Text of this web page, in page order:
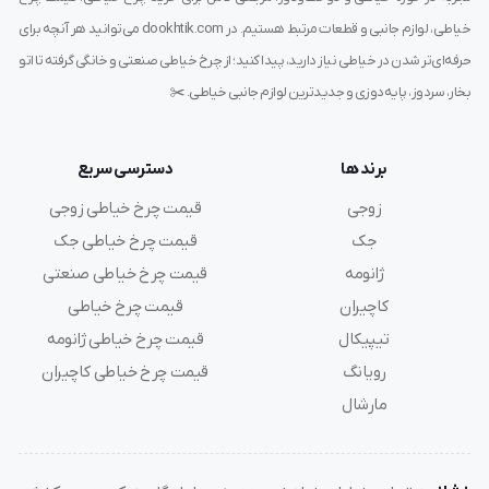
Bird
پیشرفته‌ای طراحی شده که نه تنها لکه‌ها را از بین می‌برد، بلکه
از آسیب به رنگ و بافت پارچه جلوگیری می‌کند.
عملکرد سریع
اسپری لکه بر بلوبرد با عملکرد سریع خود، در کمترین زمان
ممکن لکه‌ها را از بین می‌برد. این ویژگی به خصوص در مواقع
اضطراری بسیار کارآمد است.
خیاطی، لوازم جانبی و قطعات مرتبط هستیم. در dookhtik.com می‌توانید هر آنچه برای
حرفه‌ای‌تر شدن در خیاطی نیاز دارید، پیدا کنید؛ از چرخ خیاطی صنعتی و خانگی گرفته تا اتو
بخار، سردوز، پایه‌دوزی و جدیدترین لوازم جانبی خیاطی. ✂️
برند ها
زوجی
جک
ژانومه
کاچیران
تیپیکال
رویانگ
مارشال
دسترسی سریع
قیمت چرخ خیاطی زوجی
قیمت چرخ خیاطی جک
قیمت چرخ خیاطی صنعتی
قیمت چرخ خیاطی
قیمت چرخ خیاطی ژانومه
قیمت چرخ خیاطی کاچیران